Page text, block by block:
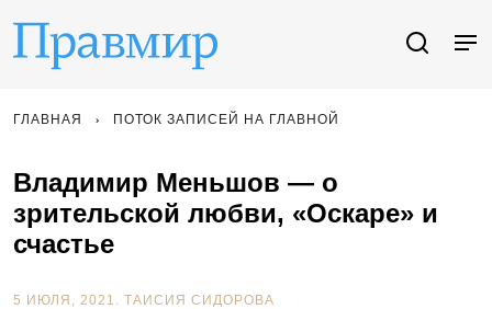
ГЛАВНАЯ ПОТОК ЗАПИСЕЙ НА ГЛАВНОЙ
Владимир Меньшов — о
зрительской любви, «Оскаре» и
счастье
5 ИЮЛЯ, 2021. ТАИСИЯ СИДОРОВА